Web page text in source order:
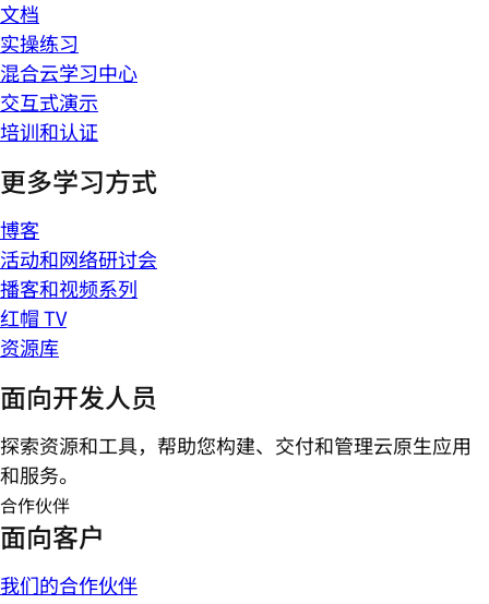
文档
实操练习
混合云学习中心
交互式演示
培训和认证
更多学习方式
博客
活动和网络研讨会
播客和视频系列
红帽 TV
资源库
面向开发人员
探索资源和工具，帮助您构建、交付和管理云原生应用
和服务。
合作伙伴
面向客户
我们的合作伙伴